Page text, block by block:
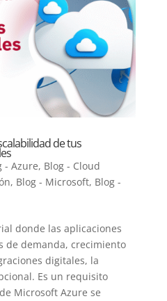
de tus
- Azure, Blog - Cloud
, Blog - Microsoft, Blog -
donde las aplicaciones
de demanda, crecimiento
digitales, la
Es un requisito
Microsoft Azure se